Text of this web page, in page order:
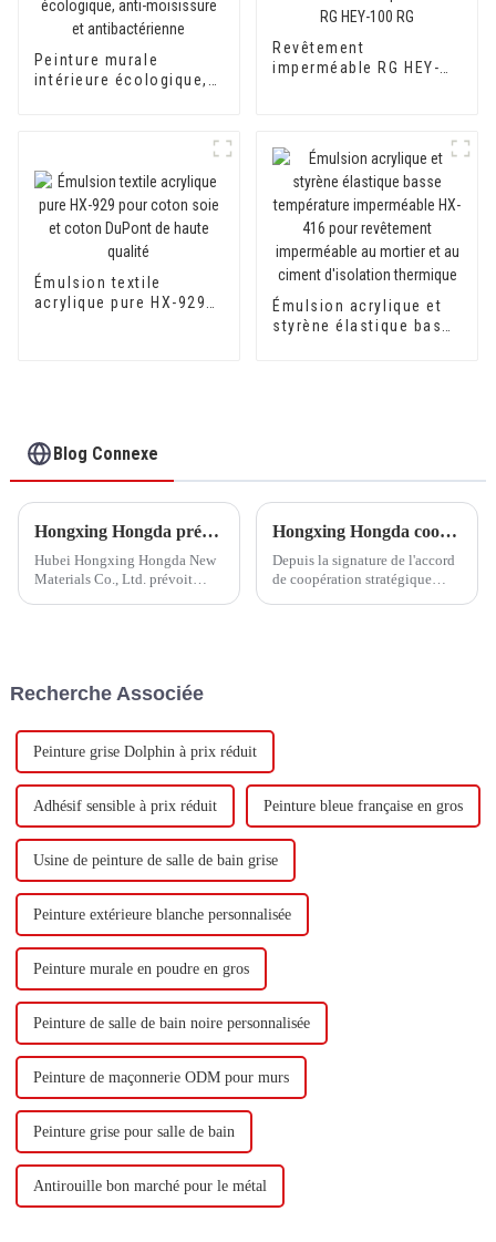
Peinture murale
intérieure écologique,
Revêtement
imperméable RG HEY-
Émulsion textile
acrylique pure HX-929
Émulsion acrylique et
styrène élastique basse
Blog Connexe
Hongxing Hongda prévoit d'investir 1,6 milliard de yuans pour construire une nouvelle usine de production d'émulsion d'une capacité de production de 510 000 tonnes par an.
Hubei Hongxing Hongda New
Materials Co., Ltd. prévoit
base d'eau et 60 000 tonnes de
Hongxing Hongda coopère avec Keshun Waterproof Technology Co., Ltd pour apporter un nouvel avenir à l'industrie
Depuis la signature de l'accord
de coopération stratégique
Recherche Associée
Peinture grise Dolphin à prix réduit
Adhésif sensible à prix réduit Peinture bleue française en gros
Usine de peinture de salle de bain grise
Peinture extérieure blanche personnalisée
Peinture murale en poudre en gros
Peinture de salle de bain noire personnalisée
Peinture de maçonnerie ODM pour murs
Peinture grise pour salle de bain
Antirouille bon marché pour le métal